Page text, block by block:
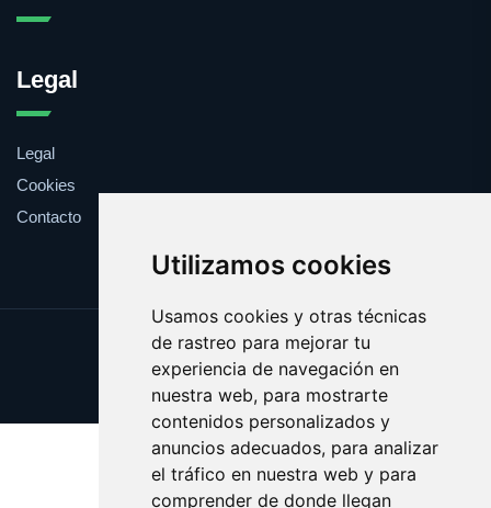
Utilizamos cookies
Usamos cookies y otras técnicas
de rastreo para mejorar tu
experiencia de navegación en
nuestra web, para mostrarte
contenidos personalizados y
anuncios adecuados, para analizar
el tráfico en nuestra web y para
comprender de donde llegan
Legal
Legal
Cookies
Contacto
Update cookies preferences
Copyright © 2025 zoologia.es